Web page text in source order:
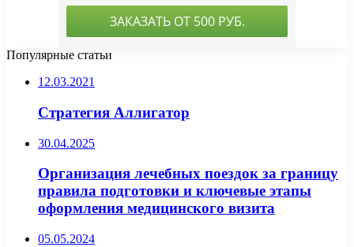
Популярные статьи
12.03.2021
Стратегия Аллигатор
30.04.2025
Организация лечебных поездок за границу
правила подготовки и ключевые этапы
оформления медицинского визита
05.05.2024